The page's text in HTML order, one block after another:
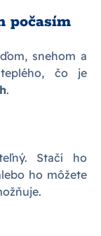
počasím
snehom a
čo je
.
Stačí ho
ho môžete